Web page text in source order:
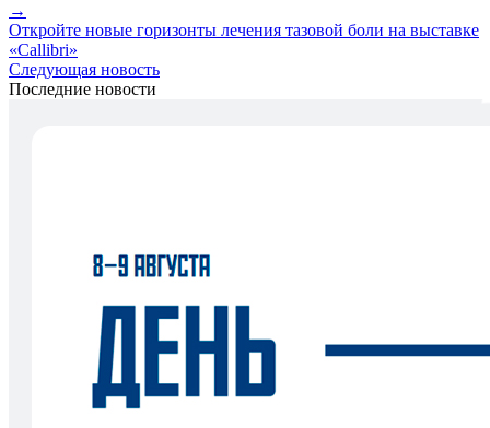
→
Откройте новые горизонты лечения тазовой боли на выставке
«Callibri»
Следующая новость
Последние новости